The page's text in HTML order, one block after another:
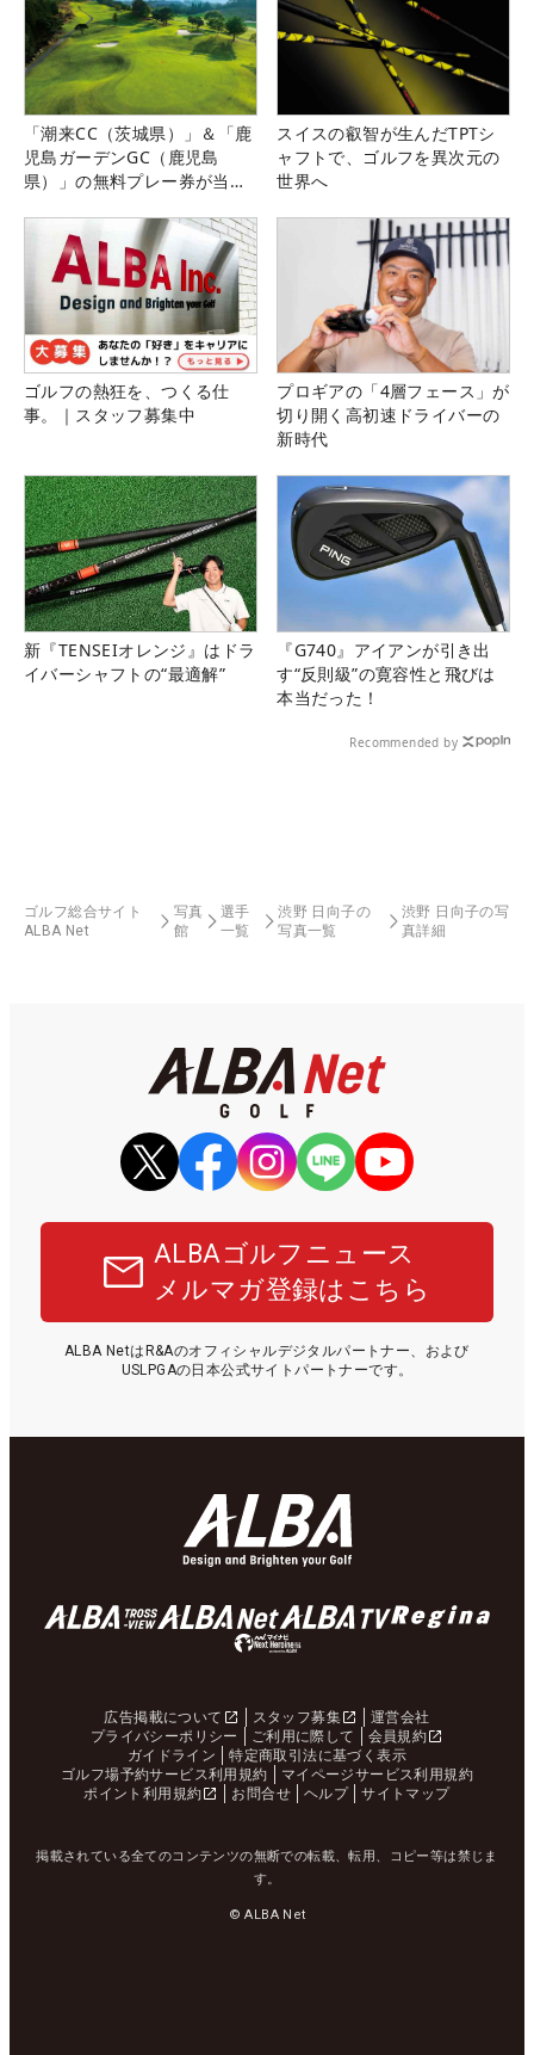
「潮来CC（茨城県）」＆「鹿
児島ガーデンGC（鹿児島
県）」の無料プレー券が当た
スイスの叡智が生んだTPTシ
ャフトで、ゴルフを異次元の
世界へ
ゴルフの熱狂を、つくる仕
事。｜スタッフ募集中
プロギアの「4層フェース」が
切り開く高初速ドライバーの
新時代
新『TENSEIオレンジ』はドラ
イバーシャフトの“最適解”
『G740』アイアンが引き出
す“反則級”の寛容性と飛びは
本当だった！
Recommended by
ゴルフ総合サイト
ALBA Net
写真
館
選手
一覧
渋野 日向子の
写真一覧
渋野 日向子の写
真詳細
ALBAゴルフニュース
メルマガ登録はこちら
ALBA NetはR&Aのオフィシャルデジタルパートナー、および
USLPGAの日本公式サイトパートナーです。
広告掲載について スタッフ募集
運営会社
プライバシーポリシー
ご利用に際して
会員規約
ガイドライン
特定商取引法に基づく表示
ゴルフ場予約サービス利用規約
マイページサービス利用規約
ポイント利用規約
お問合せ ヘルプ サイトマップ
掲載されている全てのコンテンツの無断での転載、転用、コピー等は禁じま
す。
© ALBA Net